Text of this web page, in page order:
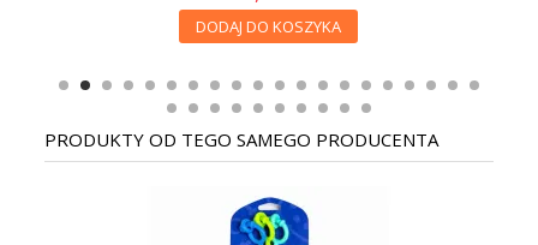
DODAJ DO KOSZYKA
PRODUKTY OD TEGO SAMEGO PRODUCENTA